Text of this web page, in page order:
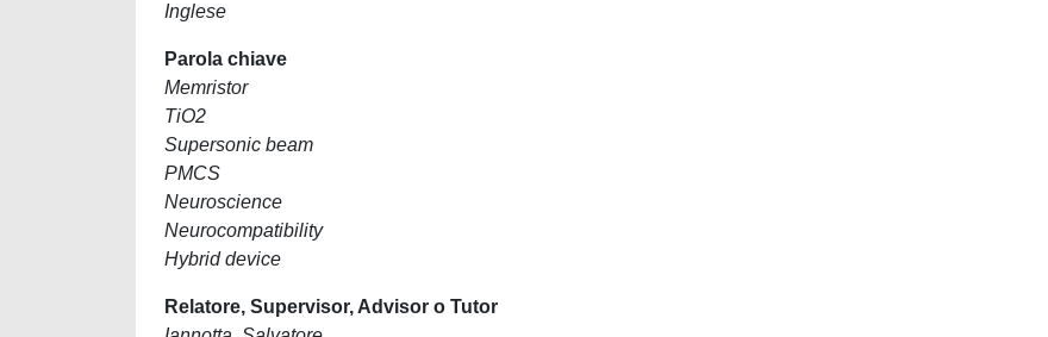
Inglese
Parola chiave
Memristor
TiO2
Supersonic beam
PMCS
Neuroscience
Neurocompatibility
Hybrid device
Relatore, Supervisor, Advisor o Tutor